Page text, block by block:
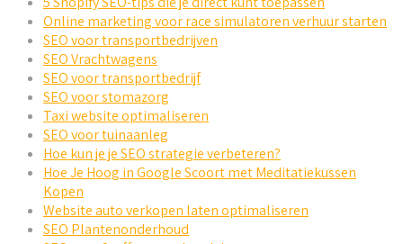
Online marketing voor race simulatoren verhuur starten
SEO voor transportbedrijven
SEO Vrachtwagens
SEO voor transportbedrijf
SEO voor stomazorg
Taxi website optimaliseren
SEO voor tuinaanleg
Hoe kun je je SEO strategie verbeteren?
Hoe Je Hoog in Google Scoort met Meditatiekussen
Kopen
Website auto verkopen laten optimaliseren
SEO Plantenonderhoud